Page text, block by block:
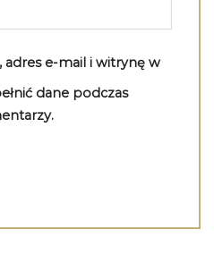
adres e-mail i witrynę w
dane podczas